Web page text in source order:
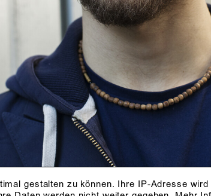
gestalten zu können. Ihre IP-Adresse